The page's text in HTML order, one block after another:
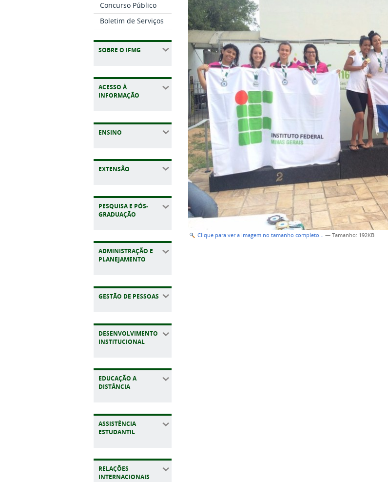
Concurso Público
Boletim de Serviços
SOBRE O IFMG
ACESSO À
INFORMAÇÃO
ENSINO
EXTENSÃO
PESQUISA E PÓS-
GRADUAÇÃO
ADMINISTRAÇÃO E
PLANEJAMENTO
GESTÃO DE PESSOAS
DESENVOLVIMENTO
INSTITUCIONAL
EDUCAÇÃO A
DISTÂNCIA
ASSISTÊNCIA
ESTUDANTIL
RELAÇÕES
INTERNACIONAIS
Clique para ver a imagem no tamanho completo… —Tamanho: 192KB